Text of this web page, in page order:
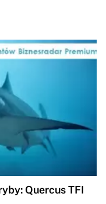
Quercus TFI